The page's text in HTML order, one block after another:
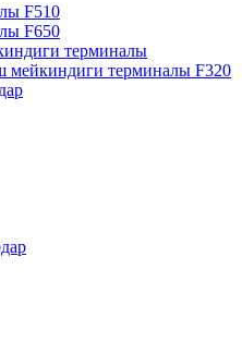
F510
F650
терминалы
мейкиндиги терминалы F320